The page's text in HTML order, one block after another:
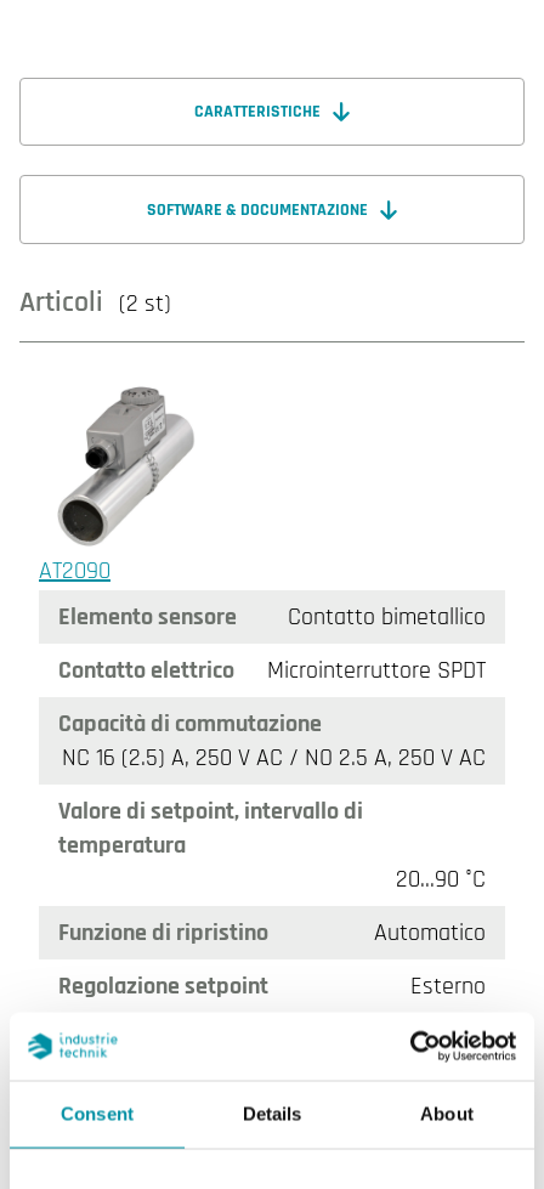
Consent Details About
CARATTERISTICHE
SOFTWARE & DOCUMENTAZIONE
Articoli (2 st)
AT2090
Elemento sensore
Contatto bimetallico
Contatto elettrico
Microinterruttore SPDT
Capacità di commutazione
NC 16 (2.5) A, 250 V AC / NO 2.5 A, 250 V AC
Valore di setpoint, intervallo di
temperatura
20...90 °C
Funzione di ripristino
Automatico
Regolazione setpoint
Esterno
Dimensioni esterne (LxAxP)
39x55x112 mm
Certificazioni